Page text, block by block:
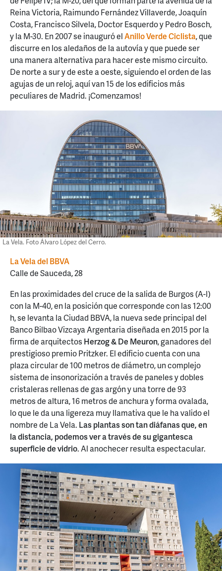
Reina Victoria, Raimundo Fernández Villaverde, Joaquín
Costa, Francisco Silvela, Doctor Esquerdo y Pedro Bosch,
y la M-30. En 2007 se inauguró elAnillo Verde Ciclista, que
discurre en los aledaños de la autovía y que puede ser
una manera alternativa para hacer este mismo circuito.
De norte a sur y de este a oeste, siguiendo el orden de las
agujas de un reloj, aquí van 15 de los edificios más
peculiares de Madrid. ¡Comenzamos!
La Vela. Foto Álvaro López del Cerro.
La Vela del BBVA
Calle de Sauceda, 28
En las proximidades del cruce de la salida de Burgos (A-I)
con la M-40, en la posición que corresponde con las 12:00
h, se levanta la Ciudad BBVA, la nueva sede principal del
Banco Bilbao Vizcaya Argentaria diseñada en 2015 por la
firma de arquitectos Herzog & De Meuron, ganadores del
prestigioso premio Pritzker. El edificio cuenta con una
plaza circular de 100 metros de diámetro, un complejo
sistema de insonorización a través de paneles y dobles
cristaleras rellenas de gas argón y una torre de 93
metros de altura, 16 metros de anchura y forma ovalada,
lo que le da una ligereza muy llamativa que le ha valido el
nombre de La Vela. Las plantas son tan diáfanas que, en
la distancia, podemos ver a través de su gigantesca
superficie de vidrio. Al anochecer resulta espectacular.